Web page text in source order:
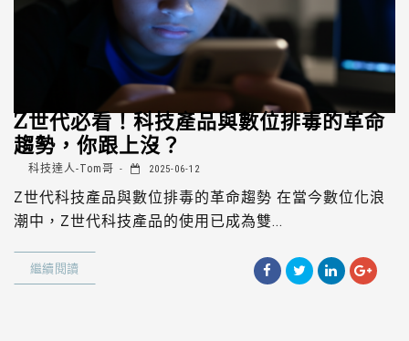
Z世代必看！科技產品與數位排毒的革命
趨勢，你跟上沒？
科技達人-Tom哥 2025-06-12
Z世代科技產品與數位排毒的革命趨勢 在當今數位化浪
潮中，Z世代科技產品的使用已成為雙...
繼續閱讀